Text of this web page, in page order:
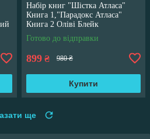
Набір книг "Шістка Атласа"
Книга 1,"Парадокс Атласа"
Книга 2 Оліві Блейк
Готово до відправки
899 ₴ 980 ₴
Купити
ще